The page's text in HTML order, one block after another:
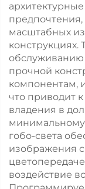
масштабных
конструкциях.
обслуживанию
прочной
компонентам,
что приводит
владения в
минимальному
гобо-света
изображения
воздействие